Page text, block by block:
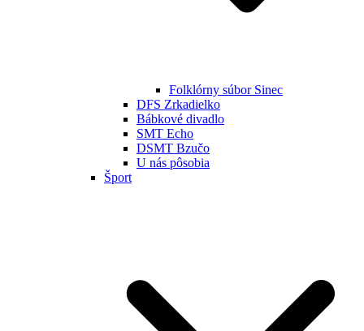
Folklórny súbor Sinec
DFS Zrkadielko
Bábkové divadlo
SMT Echo
DSMT Bzučo
U nás pôsobia
Šport